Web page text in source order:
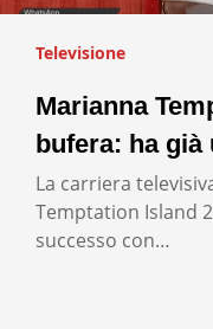
Televisione
Marianna
bufera: ha già
La carriera
Temptation Island
successo con…